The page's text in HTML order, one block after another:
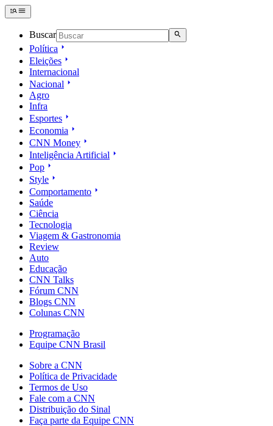
Buscar
Política
Eleições
Internacional
Nacional
Agro
Infra
Esportes
Economia
CNN Money
Inteligência Artificial
Pop
Style
Comportamento
Saúde
Ciência
Tecnologia
Viagem & Gastronomia
Review
Auto
Educação
CNN Talks
Fórum CNN
Blogs CNN
Colunas CNN
Programação
Equipe CNN Brasil
Sobre a CNN
Política de Privacidade
Termos de Uso
Fale com a CNN
Distribuição do Sinal
Faça parte da Equipe CNN